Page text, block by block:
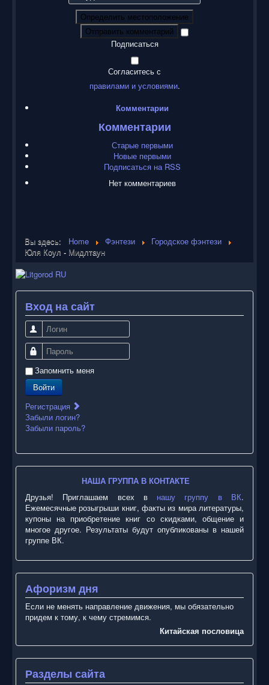
Определить местоположение
Отправить комментарий
Подписаться
Согласитесь с
правилами и условиями.
Комментарии
Комментарии
Старые первыми
Новые первыми
Подписаться на RSS
Нет комментариев
Вы здесь: Home Фэнтези
Городское фэнтези
Юля Коул - Мидлтаун
Вход на сайт
Логин
Пароль
Запомнить меня
Войти
Регистрация
Забыли логин?
Забыли пароль?
НАША ГРУППА В КОНТАКТЕ
Друзья! Приглашаем всех в нашу группу в ВК.
Ежемесячные розыгрыши книг, факты из мира литературы,
купоны на приобретение книг со скидками, общение и
многое другое. Результаты будут опубликованы в нашей
группе ВК.
Афоризм дня
Если не менять направление движения, мы обязательно
придем к тому, к чему стремимся.
Китайская пословица
Разделы сайта